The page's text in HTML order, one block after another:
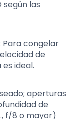
según las
: Para congelar
de
ideal.
aperturas
de
f/8 o mayor)